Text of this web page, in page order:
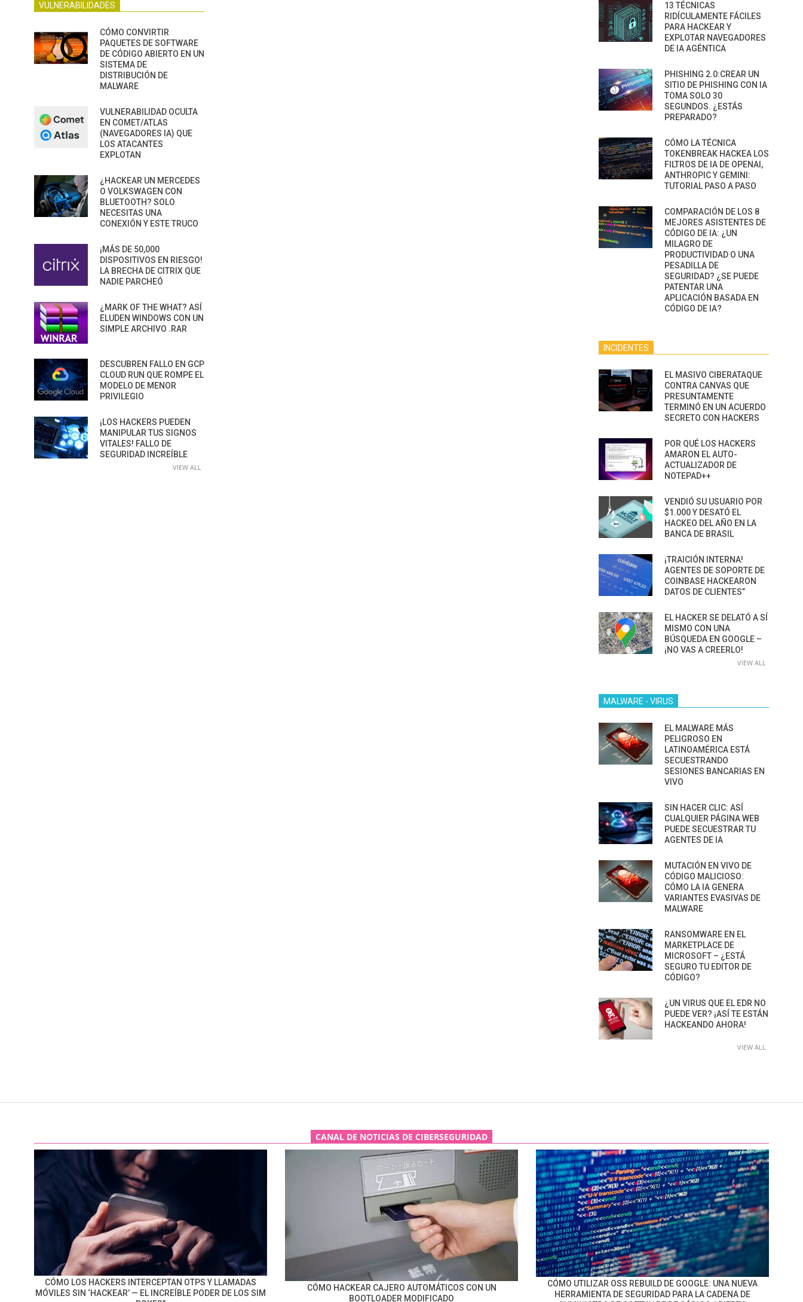
VULNERABILIDADES
CÓMO CONVIRTIR
PAQUETES DE SOFTWARE
DE CÓDIGO ABIERTO EN UN
SISTEMA DE
DISTRIBUCIÓN DE
MALWARE
VULNERABILIDAD OCULTA
EN COMET/ATLAS
(NAVEGADORES IA) QUE
LOS ATACANTES
EXPLOTAN
¿HACKEAR UN MERCEDES
O VOLKSWAGEN CON
BLUETOOTH? SOLO
NECESITAS UNA
CONEXIÓN Y ESTE TRUCO
¡MÁS DE 50,000
DISPOSITIVOS EN RIESGO!
LA BRECHA DE CITRIX QUE
NADIE PARCHEÓ
¿MARK OF THE WHAT? ASÍ
ELUDEN WINDOWS CON UN
SIMPLE ARCHIVO .RAR
DESCUBREN FALLO EN GCP
CLOUD RUN QUE ROMPE EL
MODELO DE MENOR
PRIVILEGIO
¡LOS HACKERS PUEDEN
MANIPULAR TUS SIGNOS
VITALES! FALLO DE
SEGURIDAD INCREÍBLE
VIEW ALL
13 TÉCNICAS
RIDÍCULAMENTE FÁCILES
PARA HACKEAR Y
EXPLOTAR NAVEGADORES
DE IA AGÉNTICA
PHISHING 2.0:CREAR UN
SITIO DE PHISHING CON IA
TOMA SOLO 30
SEGUNDOS. ¿ESTÁS
PREPARADO?
CÓMO LA TÉCNICA
TOKENBREAK HACKEA LOS
FILTROS DE IA DE OPENAI,
ANTHROPIC Y GEMINI:
TUTORIAL PASO A PASO
COMPARACIÓN DE LOS 8
MEJORES ASISTENTES DE
CÓDIGO DE IA: ¿UN
MILAGRO DE
PRODUCTIVIDAD O UNA
PESADILLA DE
SEGURIDAD? ¿SE PUEDE
PATENTAR UNA
APLICACIÓN BASADA EN
CÓDIGO DE IA?
INCIDENTES
EL MASIVO CIBERATAQUE
CONTRA CANVAS QUE
PRESUNTAMENTE
TERMINÓ EN UN ACUERDO
SECRETO CON HACKERS
POR QUÉ LOS HACKERS
AMARON EL AUTO-
ACTUALIZADOR DE
NOTEPAD++
VENDIÓ SU USUARIO POR
$1.000 Y DESATÓ EL
HACKEO DEL AÑO EN LA
BANCA DE BRASIL
¡TRAICIÓN INTERNA!
AGENTES DE SOPORTE DE
COINBASE HACKEARON
DATOS DE CLIENTES”
EL HACKER SE DELATÓ A SÍ
MISMO CON UNA
BÚSQUEDA EN GOOGLE –
¡NO VAS A CREERLO!
VIEW ALL
MALWARE - VIRUS
EL MALWARE MÁS
PELIGROSO EN
LATINOAMÉRICA ESTÁ
SECUESTRANDO
SESIONES BANCARIAS EN
VIVO
SIN HACER CLIC: ASÍ
CUALQUIER PÁGINA WEB
PUEDE SECUESTRAR TU
AGENTES DE IA
MUTACIÓN EN VIVO DE
CÓDIGO MALICIOSO:
CÓMO LA IA GENERA
VARIANTES EVASIVAS DE
MALWARE
RANSOMWARE EN EL
MARKETPLACE DE
MICROSOFT – ¿ESTÁ
SEGURO TU EDITOR DE
CÓDIGO?
¿UN VIRUS QUE EL EDR NO
PUEDE VER? ¡ASÍ TE ESTÁN
HACKEANDO AHORA!
VIEW ALL
CANAL DE NOTICIAS DE CIBERSEGURIDAD
CÓMO LOS HACKERS INTERCEPTAN OTPS Y LLAMADAS
MÓVILES SIN ‘HACKEAR’ — EL INCREÍBLE PODER DE LOS SIM
CÓMO HACKEAR CAJERO AUTOMÁTICOS CON UN
BOOTLOADER MODIFICADO
CÓMO UTILIZAR OSS REBUILD DE GOOGLE: UNA NUEVA
HERRAMIENTA DE SEGURIDAD PARA LA CADENA DE